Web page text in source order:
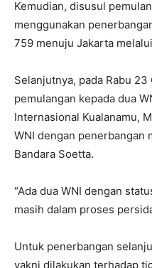
Kemudian, disusul
menggunakan
759 menuju Jakarta
Selanjutnya, pada Rabu
pemulangan kepada dua
Internasional Kualanamu,
WNI dengan penerbangan
Bandara Soetta.
“Ada dua WNI dengan
masih dalam proses
Untuk penerbangan
yakni dilakukan terhadap